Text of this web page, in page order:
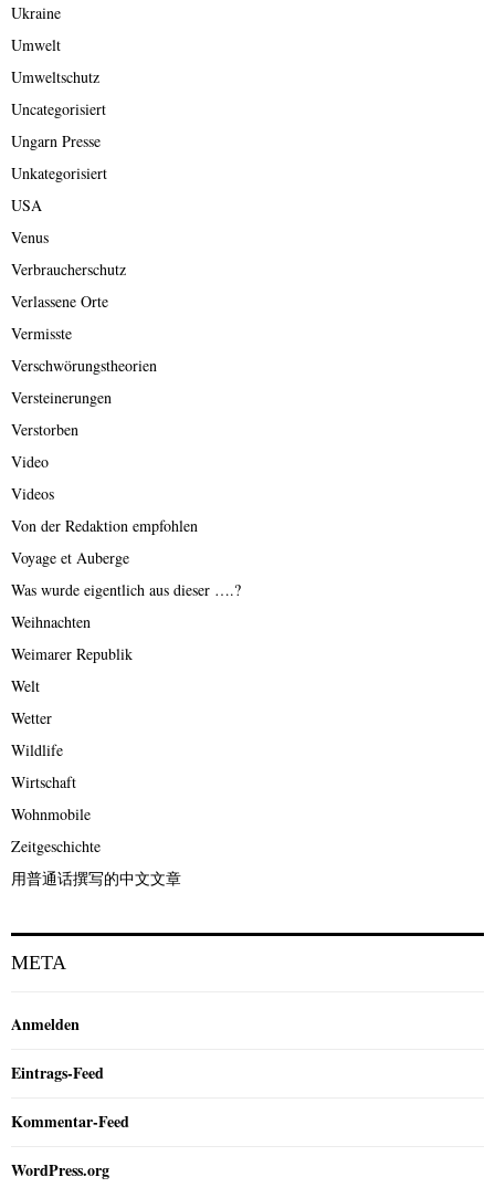
Ukraine
Umwelt
Umweltschutz
Uncategorisiert
Ungarn Presse
Unkategorisiert
USA
Venus
Verbraucherschutz
Verlassene Orte
Vermisste
Verschwörungstheorien
Versteinerungen
Verstorben
Video
Videos
Von der Redaktion empfohlen
Voyage et Auberge
Was wurde eigentlich aus dieser ….?
Weihnachten
Weimarer Republik
Welt
Wetter
Wildlife
Wirtschaft
Wohnmobile
Zeitgeschichte
用普通话撰写的中文文章
META
Anmelden
Eintrags-Feed
Kommentar-Feed
WordPress.org